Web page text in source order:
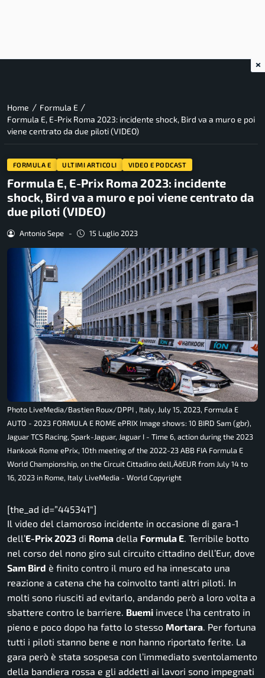
Home / Formula E /
Formula E, E-Prix Roma 2023: incidente shock, Bird va a muro e poi
viene centrato da due piloti (VIDEO)
FORMULA E ULTIMI ARTICOLI VIDEO E PODCAST
Formula E, E-Prix Roma 2023: incidente
shock, Bird va a muro e poi viene centrato da
due piloti (VIDEO)
Antonio Sepe - 15 Luglio 2023
Photo LiveMedia/Bastien Roux/DPPI , Italy, July 15, 2023, Formula E
AUTO - 2023 FORMULA E ROME ePRIX Image shows: 10 BIRD Sam (gbr),
Jaguar TCS Racing, Spark-Jaguar, Jaguar I - Time 6, action during the 2023
Hankook Rome ePrix, 10th meeting of the 2022-23 ABB FIA Formula E
World Championship, on the Circuit Cittadino dell‚ÄôEUR from July 14 to
16, 2023 in Rome, Italy LiveMedia - World Copyright
[the_ad id=”445341″]
Il video del clamoroso incidente in occasione di gara-1
dell’E-Prix 2023 di Roma della Formula E. Terribile botto
nel corso del nono giro sul circuito cittadino dell’Eur, dove
Sam Bird è finito contro il muro ed ha innescato una
reazione a catena che ha coinvolto tanti altri piloti. In
molti sono riusciti ad evitarlo, andando però a loro volta a
sbattere contro le barriere. Buemi invece l’ha centrato in
pieno e poco dopo ha fatto lo stesso Mortara. Per fortuna
tutti i piloti stanno bene e non hanno riportato ferite. La
gara però è stata sospesa con l’immediato sventolamento
della bandiera rossa e gli addetti ai lavori sono impegnati
×